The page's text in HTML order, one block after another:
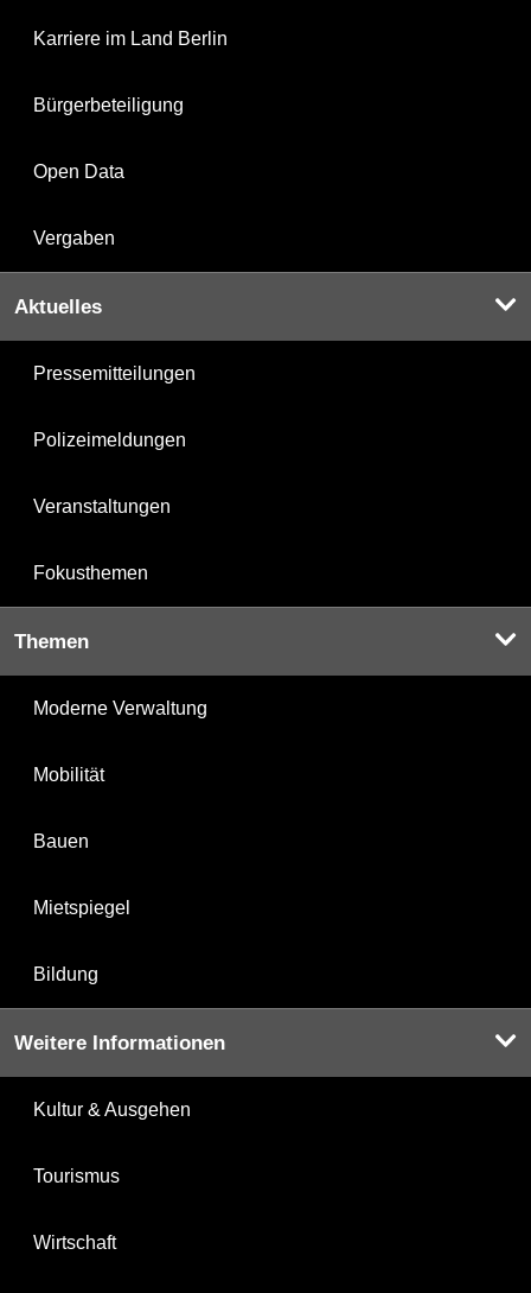
Karriere im Land Berlin
Bürgerbeteiligung
Open Data
Vergaben
Aktuelles
Pressemitteilungen
Polizeimeldungen
Veranstaltungen
Fokusthemen
Themen
Moderne Verwaltung
Mobilität
Bauen
Mietspiegel
Bildung
Weitere Informationen
Kultur & Ausgehen
Tourismus
Wirtschaft